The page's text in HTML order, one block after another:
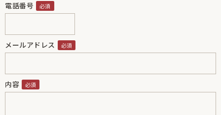
電話番号
メールアドレス
内容